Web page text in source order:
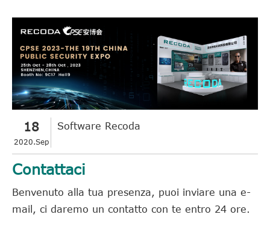
18
2020.Sep
Software Recoda
Contattaci
Benvenuto alla tua presenza, puoi inviare una e-
mail, ci daremo un contatto con te entro 24 ore.